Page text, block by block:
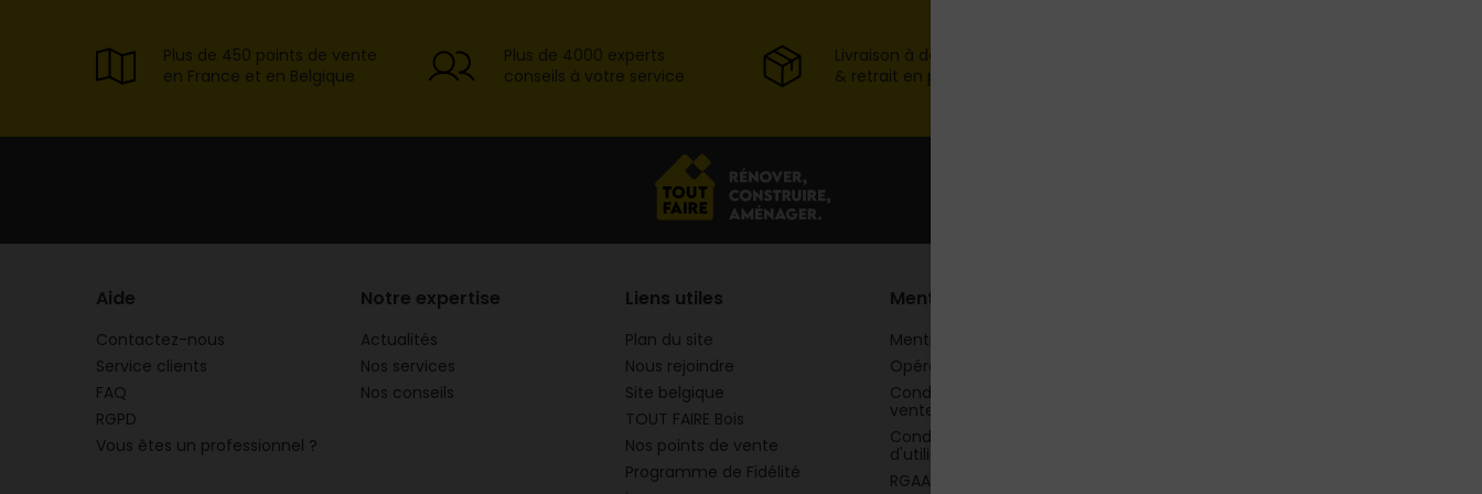
Plus de 450 points de vente
en France et en Belgique
Plus de 4000 experts
conseils à votre service
Livraison à domicile
& retrait en point de vente
Aide
Contactez-nous
Service clients
FAQ
RGPD
Vous êtes un professionnel ?
Notre expertise
Actualités
Nos services
Nos conseils
Liens utiles
Plan du site
Nous rejoindre
Site belgique
TOUT FAIRE Bois
Nos points de vente
Programme de Fidélité
Mentions
Mentions légales
Opération commerciale
Conditions générales de
vente
Conditions générales
d'utilisation
RGAA